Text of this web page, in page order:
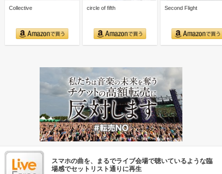
Collective circle of fifth Second Flight
スマホの曲を、まるでライブ会場で聴いているような臨
場感でセットリスト通りに再生